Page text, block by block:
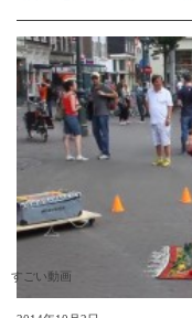
すごい動画